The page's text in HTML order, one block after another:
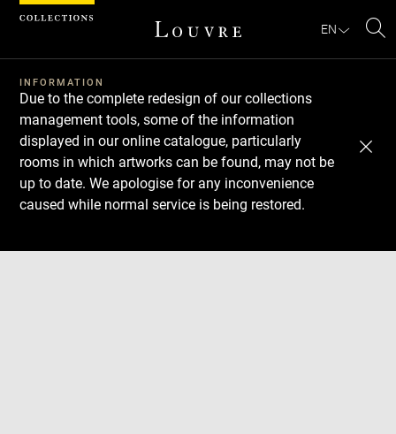
EN
INFORMATION
Due to the complete redesign of our collections
management tools, some of the information
displayed in our online catalogue, particularly
rooms in which artworks can be found, may not be
up to date. We apologise for any inconvenience
caused while normal service is being restored.
Download
Next
Previous
Cookies management panel